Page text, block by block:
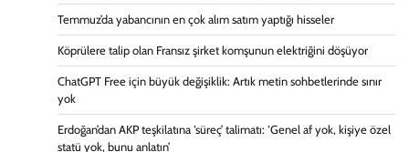
Temmuz’da yabancının en çok alım satım yaptığı hisseler
Köprülere talip olan Fransız şirket komşunun elektriğini döşüyor
ChatGPT Free için büyük değişiklik: Artık metin sohbetlerinde sınır
yok
Erdoğan’dan AKP teşkilatına ‘süreç’ talimatı: ‘Genel af yok, kişiye özel
statü yok, bunu anlatın’